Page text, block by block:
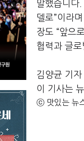
말했습니다
델로”이라
장도 “앞으
협력과 글
김양균 기
이 기사는
ⓒ 맛있는 뉴